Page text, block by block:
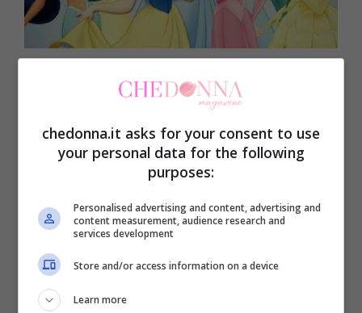
Ad ogni Principessa Disney il
suo vestito
Cenerentola, Biancaneve, Ariel,
Pochaontas, Mulan & co…se anche tu da
piccolina eri letteralmente pazza per le
Principesse Disney, avrai certamente
chedonna.it asks for your consent to use
your personal data for the following
purposes:
Personalised advertising and content, advertising and
content measurement, audience research and
services development
Store and/or access information on a device
Learn more